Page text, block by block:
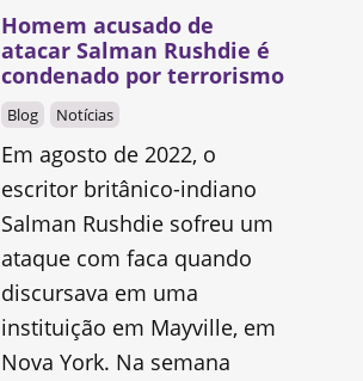
Homem acusado de
atacar Salman Rushdie é
condenado por terrorismo
Blog Notícias
Em agosto de 2022, o
escritor britânico-indiano
Salman Rushdie sofreu um
ataque com faca quando
discursava em uma
instituição em Mayville, em
Nova York. Na semana